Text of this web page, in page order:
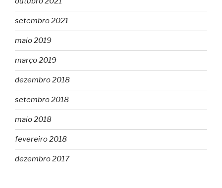
setembro 2021
maio 2019
março 2019
dezembro 2018
setembro 2018
maio 2018
fevereiro 2018
dezembro 2017